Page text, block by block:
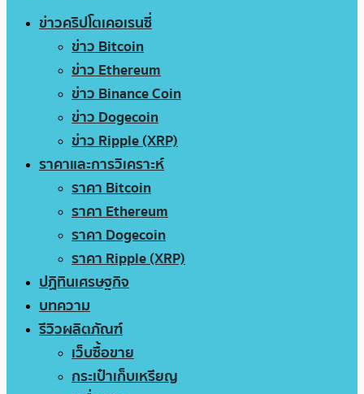
ข่าวคริปโตเคอเรนซี่
ข่าว Bitcoin
ข่าว Ethereum
ข่าว Binance Coin
ข่าว Dogecoin
ข่าว Ripple (XRP)
ราคาและการวิเคราะห์
ราคา Bitcoin
ราคา Ethereum
ราคา Dogecoin
ราคา Ripple (XRP)
ปฏิทินเศรษฐกิจ
บทความ
รีวิวผลิตภัณฑ์
เว็บซื้อขาย
กระเป๋าเก็บเหรียญ